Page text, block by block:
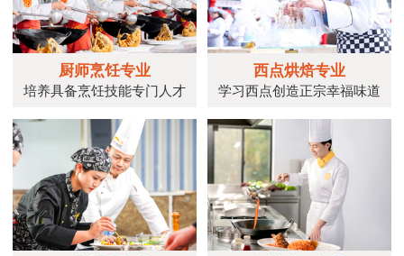
厨师烹饪专业
培养具备烹饪技能专门人才
西点烘焙专业
学习西点创造正宗幸福味道